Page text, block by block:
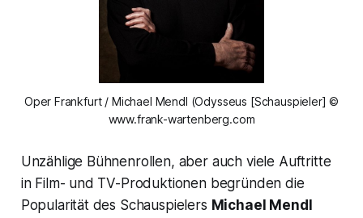
Oper Frankfurt / Michael Mendl (Odysseus [Schauspieler] ©
www.frank-wartenberg.com
Unzählige Bühnenrollen, aber auch viele Auftritte
in Film- und TV-Produktionen begründen die
Popularität des Schauspielers Michael Mendl